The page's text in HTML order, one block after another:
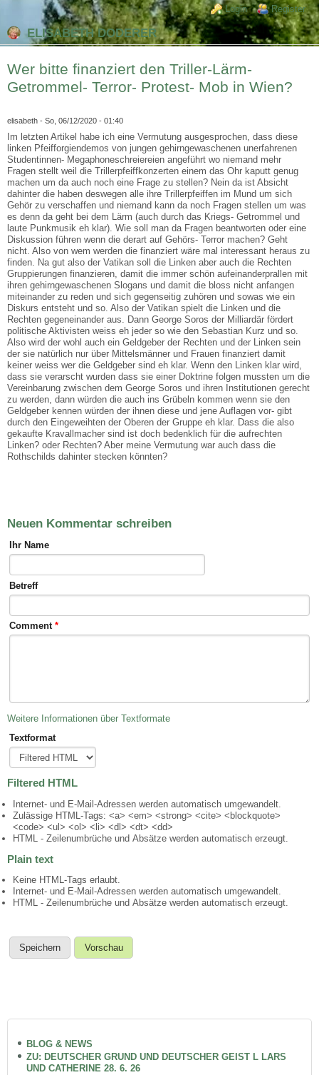
Login links
Login Register
ELISABETH DODERER
Wer bitte finanziert den Triller-Lärm-
Getrommel- Terror- Protest- Mob in Wien?
elisabeth - So, 06/12/2020 - 01:40
Im letzten Artikel habe ich eine Vermutung ausgesprochen, dass diese
linken Pfeifforgiendemos von jungen gehirngewaschenen unerfahrenen
Studentinnen- Megaphoneschreiereien angeführt wo niemand mehr
Fragen stellt weil die Trillerpfeiffkonzerten einem das Ohr kaputt genug
machen um da auch noch eine Frage zu stellen? Nein da ist Absicht
dahinter die haben deswegen alle ihre Trillerpfeiffen im Mund um sich
Gehör zu verschaffen und niemand kann da noch Fragen stellen um was
es denn da geht bei dem Lärm (auch durch das Kriegs- Getrommel und
laute Punkmusik eh klar). Wie soll man da Fragen beantworten oder eine
Diskussion führen wenn die derart auf Gehörs- Terror machen? Geht
nicht. Also von wem werden die finanziert wäre mal interessant heraus zu
finden. Na gut also der Vatikan soll die Linken aber auch die Rechten
Gruppierungen finanzieren, damit die immer schön aufeinanderprallen mit
ihren gehirngewaschenen Slogans und damit die bloss nicht anfangen
miteinander zu reden und sich gegenseitig zuhören und sowas wie ein
Diskurs entsteht und so. Also der Vatikan spielt die Linken und die
Rechten gegeneinander aus. Dann George Soros der Milliardär fördert
politische Aktivisten weiss eh jeder so wie den Sebastian Kurz und so.
Also wird der wohl auch ein Geldgeber der Rechten und der Linken sein
der sie natürlich nur über Mittelsmänner und Frauen finanziert damit
keiner weiss wer die Geldgeber sind eh klar. Wenn den Linken klar wird,
dass sie verarscht wurden dass sie einer Doktrine folgen mussten um die
Vereinbarung zwischen dem George Soros und ihren Institutionen gerecht
zu werden, dann würden die auch ins Grübeln kommen wenn sie den
Geldgeber kennen würden der ihnen diese und jene Auflagen vor- gibt
durch den Eingeweihten der Oberen der Gruppe eh klar. Dass die also
gekaufte Kravallmacher sind ist doch bedenklich für die aufrechten
Linken? oder Rechten? Aber meine Vermutung war auch dass die
Rothschilds dahinter stecken könnten?
Neuen Kommentar schreiben
Ihr Name
Betreff
Comment *
Weitere Informationen über Textformate
Textformat
Filtered HTML
Internet- und E-Mail-Adressen werden automatisch umgewandelt.
Zulässige HTML-Tags: <a> <em> <strong> <cite> <blockquote>
<code> <ul> <ol> <li> <dl> <dt> <dd>
HTML - Zeilenumbrüche und Absätze werden automatisch erzeugt.
Plain text
Keine HTML-Tags erlaubt.
Internet- und E-Mail-Adressen werden automatisch umgewandelt.
HTML - Zeilenumbrüche und Absätze werden automatisch erzeugt.
BLOG & NEWS
ZU: DEUTSCHER GRUND UND DEUTSCHER GEIST L LARS
UND CATHERINE 28. 6. 26